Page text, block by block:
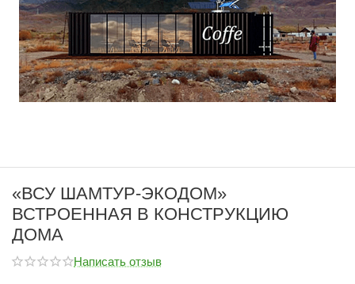
«ВСУ ШАМТУР-ЭКОДОМ»
ВСТРОЕННАЯ В КОНСТРУКЦИЮ
ДОМА
Написать отзыв